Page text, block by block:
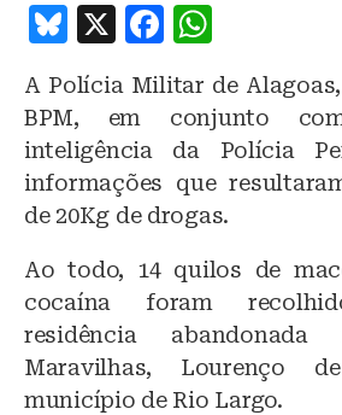
B
lu
e
s
k
y
X
F
c
e
b
o
o
k
at
s
A
p
p
A Polícia Militar de
BPM, em conjunto
inteligência da Polícia
informações que
de 20Kg de drogas.
Ao todo, 14 quilos de
cocaína foram
residência
Maravilhas, Lourenço
município de Rio Largo.